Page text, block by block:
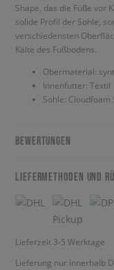
Shape, das die Füße vor
solide Profil der Sohle,
verschiedensten
Kälte des Fußbodens.
Obermaterial:
Innenfutter: Textil
Sohle:
BEWERTUNGEN
LIEFERMETHODEN UND
Lieferzeit 3-5 Werktage
Lieferung nur innerhalb